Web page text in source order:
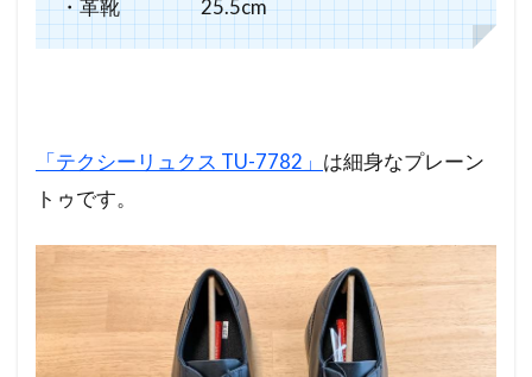
・革靴 25.5cm
「テクシーリュクス TU-7782」 は細身なプレーン
トゥです。